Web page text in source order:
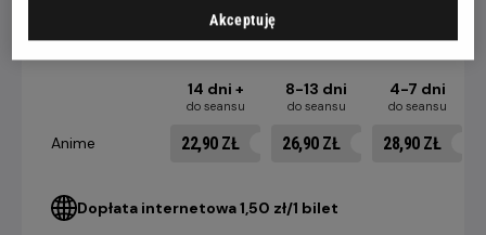
14 dni +
do seansu
8-13 dni
do seansu
4-7 dni
do seansu
Anime 22,90 ZŁ 26,90 ZŁ 28,90 ZŁ
Dopłata internetowa 1,50 zł/1 bilet
Akceptuję